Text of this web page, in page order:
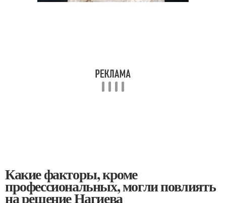
Какие факторы, кроме
профессиональных, могли повлиять
на решение Нагиева